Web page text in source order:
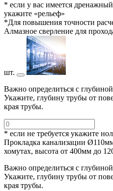
* если у вас имеется
укажите «рельеф»
*Для повышения точности
Алмазное сверление для
шт.
Важно определиться с
Укажите, глубину трубы от
края трубы.
* если не требуется укажите
Прокладка канализации
хомутах, высота от 400мм до
Важно определиться с
Укажите, глубину трубы от
края трубы.